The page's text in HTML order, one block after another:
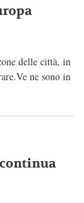
delle città, in
ne sono in